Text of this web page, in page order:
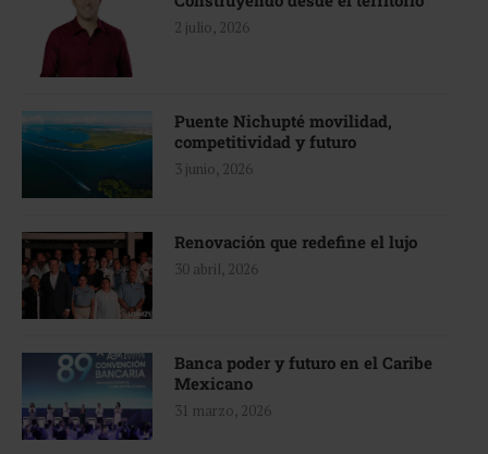
2 julio, 2026
Puente Nichupté movilidad,
competitividad y futuro
3 junio, 2026
Renovación que redefine el lujo
30 abril, 2026
Banca poder y futuro en el Caribe
Mexicano
31 marzo, 2026